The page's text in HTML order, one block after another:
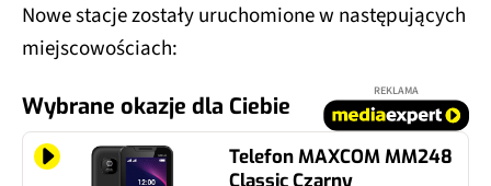
Nowe stacje zostały uruchomione w następujących
miejscowościach:
Wybrane okazje dla Ciebie
REKLAMA
Telefon MAXCOM MM248